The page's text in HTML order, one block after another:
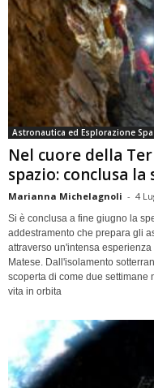
Astronautica ed Esplorazione
Nel cuore della
spazio: conclusa la
Marianna Michelagnoli - 4
Si è conclusa a fine giugno la
addestramento che prepara gli
attraverso un'intensa
Matese. Dall'isolamento
scoperta di come due settimane
vita in orbita